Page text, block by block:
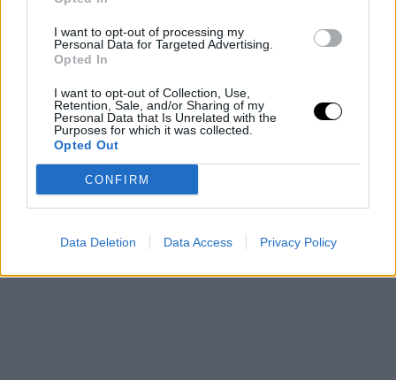
I want to opt-out of processing my
Personal Data for Targeted Advertising.
Opted In
I want to opt-out of Collection, Use,
Retention, Sale, and/or Sharing of my
Personal Data that Is Unrelated with the
Purposes for which it was collected.
Opted Out
CONFIRM
Data Deletion Data Access Privacy Policy